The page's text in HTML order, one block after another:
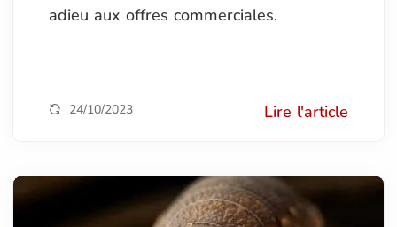
adieu aux offres commerciales.
24/10/2023 Lire l'article